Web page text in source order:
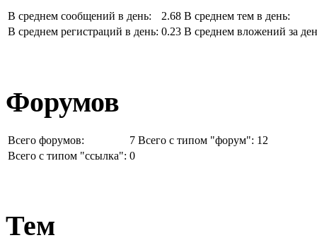
В среднем сообщений в день: 2.68 В среднем тем в день:
В среднем регистраций в день: 0.23 В среднем вложений за
Форумов
Всего форумов: 7 Всего с типом "форум": 12
Всего с типом "ссылка": 0
Тем